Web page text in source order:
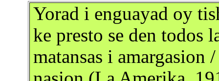
Yorad i enguayad oy
ke presto se den todos
matansas i amargasion